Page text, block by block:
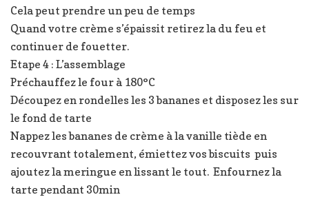
Cela peut prendre un peu de temps
Quand votre crème s’épaissit retirez la du feu et
continuer de fouetter.
Etape 4 : L’assemblage
Préchauffez le four à 180°C
Découpez en rondelles les 3 bananes et disposez les sur
le fond de tarte
Nappez les bananes de crème à la vanille tiède en
recouvrant totalement, émiettez vos biscuits puis
ajoutez la meringue en lissant le tout. Enfournez la
tarte pendant 30min